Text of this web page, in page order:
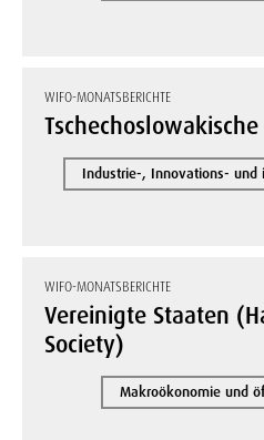
WIFO-MONATSBERICHTE
Industrie-, Innovations- und
WIFO-MONATSBERICHTE
Vereinigte Staaten
Society)
Makroökonomie und